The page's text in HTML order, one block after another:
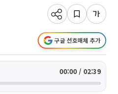
구글 선호매체 추가
00:00 / 02:39